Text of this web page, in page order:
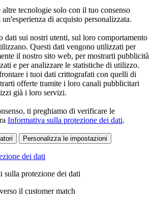
tecnologie solo con il tuo consenso
di acquisto personalizzata.
dati sui nostri utenti, sul loro comportamento
Questi dati vengono utilizzati per
il nostro sito web, per mostrarti pubblicità
e per analizzare le statistiche di utilizzo.
i tuoi dati crittografati con quelli di
offerte tramite i loro canali pubblicitari
già i loro servizi.
ti preghiamo di verificare le
Informativa sulla protezione dei dati.
Personalizza le impostazioni
dei dati
sulla protezione dei dati
il customer match